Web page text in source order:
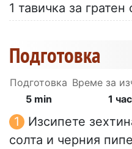
1 тавичка за
Подготовка
Подготовка
5 min
Време за
1 час
Изсипете
солта и черния